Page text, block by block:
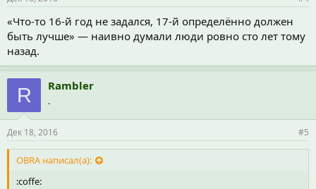
«Что-то 16-й год не задался, 17-й определённо должен
быть лучше» — наивно думали люди ровно сто лет тому
назад.
R Rambler
.
Дек 18, 2016 #5
OBRA написал(а):
:coffe: